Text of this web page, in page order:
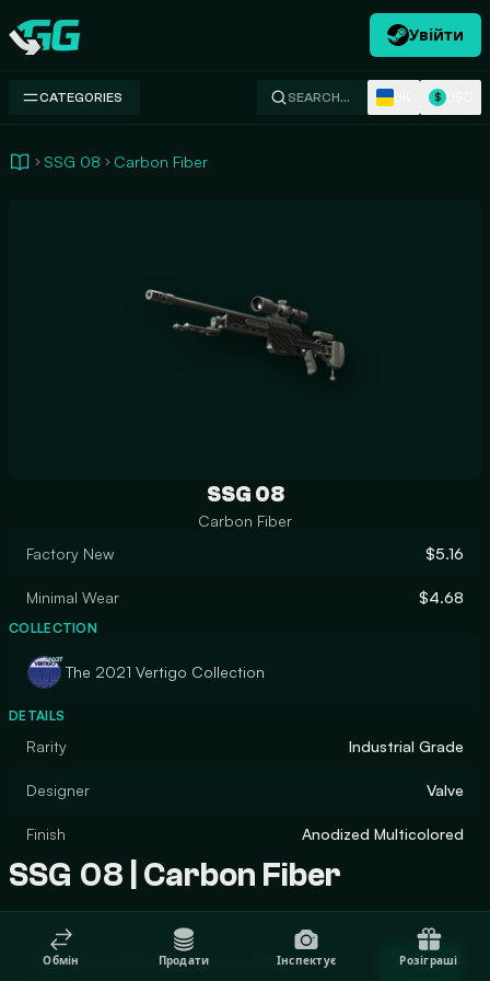
Swap.gg
Увійти
CATEGORIES SEARCH… $
SSG 08 Carbon Fiber
SSG 08
Carbon Fiber
Factory New
$5.16
Minimal Wear $4.68
COLLECTION
The 2021 Vertigo Collection
DETAILS
Rarity Industrial Grade
Designer Valve
Finish Anodized Multicolored
SSG 08 | Carbon Fiber
Trade SSG 08 | Carbon Fiber Trade
Обмін Продати Інспектує Розіграші